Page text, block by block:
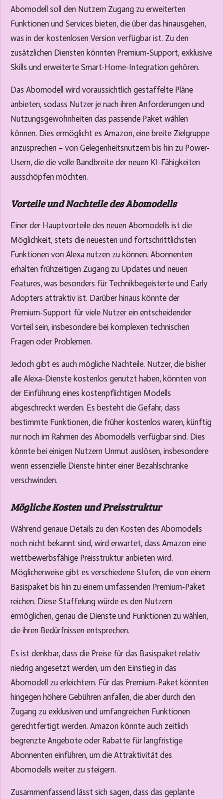
Abomodell soll den Nutzern Zugang zu erweiterten
Funktionen und Services bieten, die über das hinausgehen,
was in der kostenlosen Version verfügbar ist. Zu den
zusätzlichen Diensten könnten Premium-Support, exklusive
Skills und erweiterte Smart-Home-Integration gehören.
Das Abomodell wird voraussichtlich gestaffelte Pläne
anbieten, sodass Nutzer je nach ihren Anforderungen und
Nutzungsgewohnheiten das passende Paket wählen
können. Dies ermöglicht es Amazon, eine breite Zielgruppe
anzusprechen – von Gelegenheitsnutzern bis hin zu Power-
Usern, die die volle Bandbreite der neuen KI-Fähigkeiten
ausschöpfen möchten.
Vorteile und Nachteile des Abomodells
Einer der Hauptvorteile des neuen Abomodells ist die
Möglichkeit, stets die neuesten und fortschrittlichsten
Funktionen von Alexa nutzen zu können. Abonnenten
erhalten frühzeitigen Zugang zu Updates und neuen
Features, was besonders für Technikbegeisterte und Early
Adopters attraktiv ist. Darüber hinaus könnte der
Premium-Support für viele Nutzer ein entscheidender
Vorteil sein, insbesondere bei komplexen technischen
Fragen oder Problemen.
Jedoch gibt es auch mögliche Nachteile. Nutzer, die bisher
alle Alexa-Dienste kostenlos genutzt haben, könnten von
der Einführung eines kostenpflichtigen Modells
abgeschreckt werden. Es besteht die Gefahr, dass
bestimmte Funktionen, die früher kostenlos waren, künftig
nur noch im Rahmen des Abomodells verfügbar sind. Dies
könnte bei einigen Nutzern Unmut auslösen, insbesondere
wenn essenzielle Dienste hinter einer Bezahlschranke
verschwinden.
Mögliche Kosten und Preisstruktur
Während genaue Details zu den Kosten des Abomodells
noch nicht bekannt sind, wird erwartet, dass Amazon eine
wettbewerbsfähige Preisstruktur anbieten wird.
Möglicherweise gibt es verschiedene Stufen, die von einem
Basispaket bis hin zu einem umfassenden Premium-Paket
reichen. Diese Staffelung würde es den Nutzern
ermöglichen, genau die Dienste und Funktionen zu wählen,
die ihren Bedürfnissen entsprechen.
Es ist denkbar, dass die Preise für das Basispaket relativ
niedrig angesetzt werden, um den Einstieg in das
Abomodell zu erleichtern. Für das Premium-Paket könnten
hingegen höhere Gebühren anfallen, die aber durch den
Zugang zu exklusiven und umfangreichen Funktionen
gerechtfertigt werden. Amazon könnte auch zeitlich
begrenzte Angebote oder Rabatte für langfristige
Abonnenten einführen, um die Attraktivität des
Abomodells weiter zu steigern.
Zusammenfassend lässt sich sagen, dass das geplante